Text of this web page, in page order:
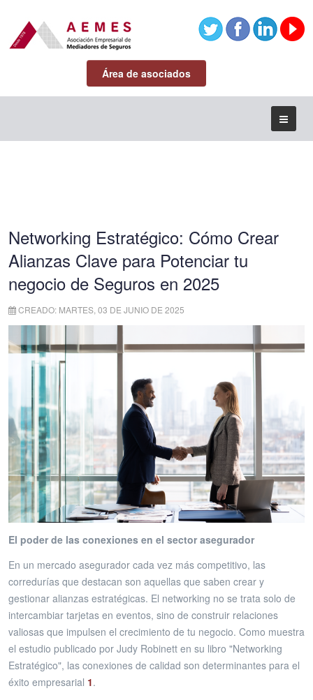
Área de asociados
Networking Estratégico: Cómo Crear
Alianzas Clave para Potenciar tu
negocio de Seguros en 2025
CREADO: MARTES, 03 DE JUNIO DE 2025
El poder de las conexiones en el sector asegurador
En un mercado asegurador cada vez más competitivo, las
corredurías que destacan son aquellas que saben crear y
gestionar alianzas estratégicas. El networking no se trata solo de
intercambiar tarjetas en eventos, sino de construir relaciones
valiosas que impulsen el crecimiento de tu negocio. Como muestra
el estudio publicado por Judy Robinett en su libro "Networking
Estratégico", las conexiones de calidad son determinantes para el
éxito empresarial 1.